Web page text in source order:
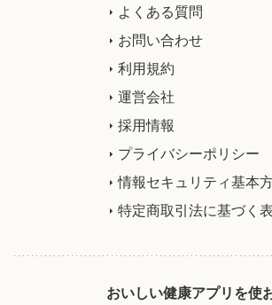
よくある質問
お問い合わせ
利用規約
運営会社
採用情報
プライバシーポリシー
情報セキュリティ基本
特定商取引法に基づく
おいしい健康アプリを使